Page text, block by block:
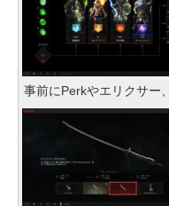
事前にPerkやエリクサー